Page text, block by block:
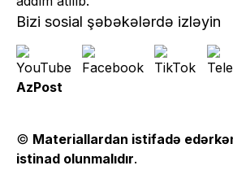
Bizi sosial şəbəkələrdə izləyin
AzPost
© Materiallardan istifadə
istinad olunmalıdır.